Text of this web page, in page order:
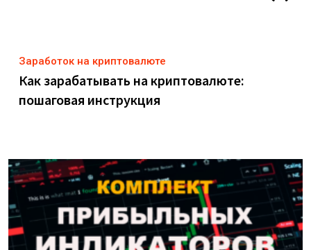
Заработок на криптовалюте
Как зарабатывать на криптовалюте:
пошаговая инструкция